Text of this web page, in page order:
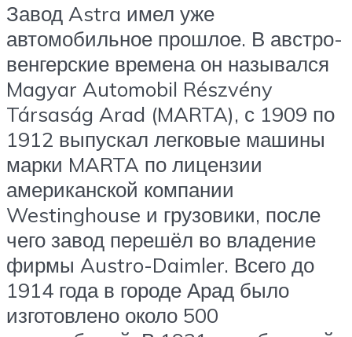
Завод Astra имел уже
автомобильное прошлое. В австро-
венгерские времена он назывался
Magyar Automobil Részvény
Társaság Arad (MARTA), с 1909 по
1912 выпускал легковые машины
марки MARTA по лицензии
американской компании
Westinghouse и грузовики, после
чего завод перешёл во владение
фирмы Austro-Daimler. Всего до
1914 года в городе Арад было
изготовлено около 500